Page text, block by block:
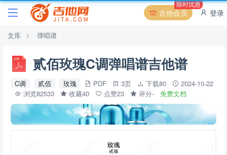
吉他会员
限时优惠
登录
文库 弹唱谱
贰佰玫瑰C调弹唱谱吉他谱
C调 贰佰 玫瑰 PDF 3页 下载80
2024-10-22
浏览82533
收藏40 点赞23 评分- 免费文档